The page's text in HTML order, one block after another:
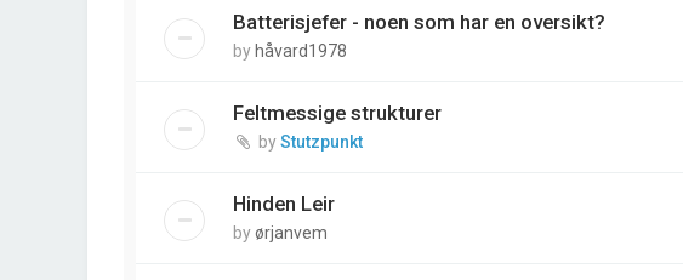
Batterisjefer - noen som har en oversikt?
by håvard1978
Feltmessige strukturer
byStutzpunkt
Hinden Leir
byørjanvem